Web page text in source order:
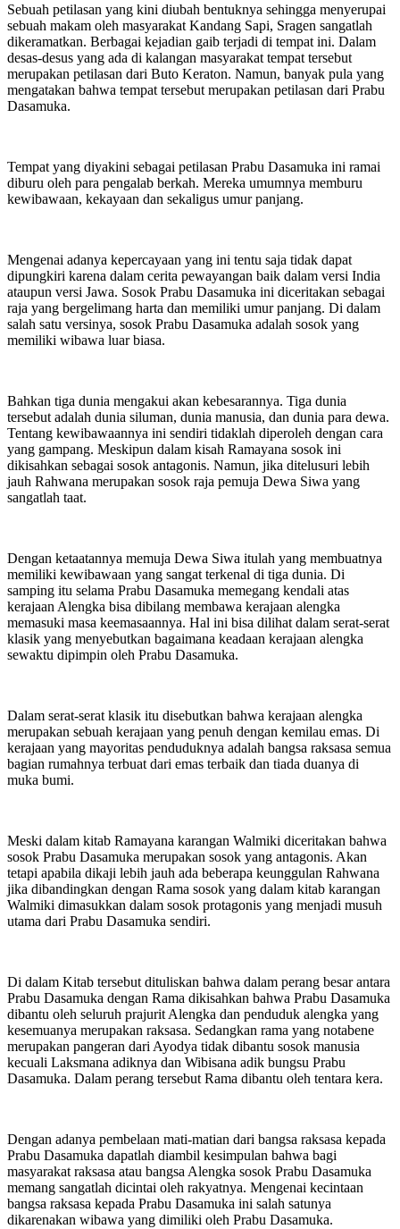
Sebuah petilasan yang kini diubah bentuknya sehingga menyerupai
sebuah makam oleh masyarakat Kandang Sapi, Sragen sangatlah
dikeramatkan. Berbagai kejadian gaib terjadi di tempat ini. Dalam
desas-desus yang ada di kalangan masyarakat tempat tersebut
merupakan petilasan dari Buto Keraton. Namun, banyak pula yang
mengatakan bahwa tempat tersebut merupakan petilasan dari Prabu
Dasamuka.
Tempat yang diyakini sebagai petilasan Prabu Dasamuka ini ramai
diburu oleh para pengalab berkah. Mereka umumnya memburu
kewibawaan, kekayaan dan sekaligus umur panjang.
Mengenai adanya kepercayaan yang ini tentu saja tidak dapat
dipungkiri karena dalam cerita pewayangan baik dalam versi India
ataupun versi Jawa. Sosok Prabu Dasamuka ini diceritakan sebagai
raja yang bergelimang harta dan memiliki umur panjang. Di dalam
salah satu versinya, sosok Prabu Dasamuka adalah sosok yang
memiliki wibawa luar biasa.
Bahkan tiga dunia mengakui akan kebesarannya. Tiga dunia
tersebut adalah dunia siluman, dunia manusia, dan dunia para dewa.
Tentang kewibawaannya ini sendiri tidaklah diperoleh dengan cara
yang gampang. Meskipun dalam kisah Ramayana sosok ini
dikisahkan sebagai sosok antagonis. Namun, jika ditelusuri lebih
jauh Rahwana merupakan sosok raja pemuja Dewa Siwa yang
sangatlah taat.
Dengan ketaatannya memuja Dewa Siwa itulah yang membuatnya
memiliki kewibawaan yang sangat terkenal di tiga dunia. Di
samping itu selama Prabu Dasamuka memegang kendali atas
kerajaan Alengka bisa dibilang membawa kerajaan alengka
memasuki masa keemasaannya. Hal ini bisa dilihat dalam serat-serat
klasik yang menyebutkan bagaimana keadaan kerajaan alengka
sewaktu dipimpin oleh Prabu Dasamuka.
Dalam serat-serat klasik itu disebutkan bahwa kerajaan alengka
merupakan sebuah kerajaan yang penuh dengan kemilau emas. Di
kerajaan yang mayoritas penduduknya adalah bangsa raksasa semua
bagian rumahnya terbuat dari emas terbaik dan tiada duanya di
muka bumi.
Meski dalam kitab Ramayana karangan Walmiki diceritakan bahwa
sosok Prabu Dasamuka merupakan sosok yang antagonis. Akan
tetapi apabila dikaji lebih jauh ada beberapa keunggulan Rahwana
jika dibandingkan dengan Rama sosok yang dalam kitab karangan
Walmiki dimasukkan dalam sosok protagonis yang menjadi musuh
utama dari Prabu Dasamuka sendiri.
Di dalam Kitab tersebut dituliskan bahwa dalam perang besar antara
Prabu Dasamuka dengan Rama dikisahkan bahwa Prabu Dasamuka
dibantu oleh seluruh prajurit Alengka dan penduduk alengka yang
kesemuanya merupakan raksasa. Sedangkan rama yang notabene
merupakan pangeran dari Ayodya tidak dibantu sosok manusia
kecuali Laksmana adiknya dan Wibisana adik bungsu Prabu
Dasamuka. Dalam perang tersebut Rama dibantu oleh tentara kera.
Dengan adanya pembelaan mati-matian dari bangsa raksasa kepada
Prabu Dasamuka dapatlah diambil kesimpulan bahwa bagi
masyarakat raksasa atau bangsa Alengka sosok Prabu Dasamuka
memang sangatlah dicintai oleh rakyatnya. Mengenai kecintaan
bangsa raksasa kepada Prabu Dasamuka ini salah satunya
dikarenakan wibawa yang dimiliki oleh Prabu Dasamuka.